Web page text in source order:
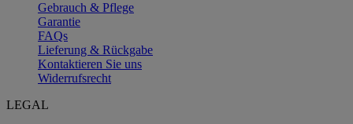
Gebrauch & Pflege
Garantie
FAQs
Lieferung & Rückgabe
Kontaktieren Sie uns
Widerrufsrecht
LEGAL